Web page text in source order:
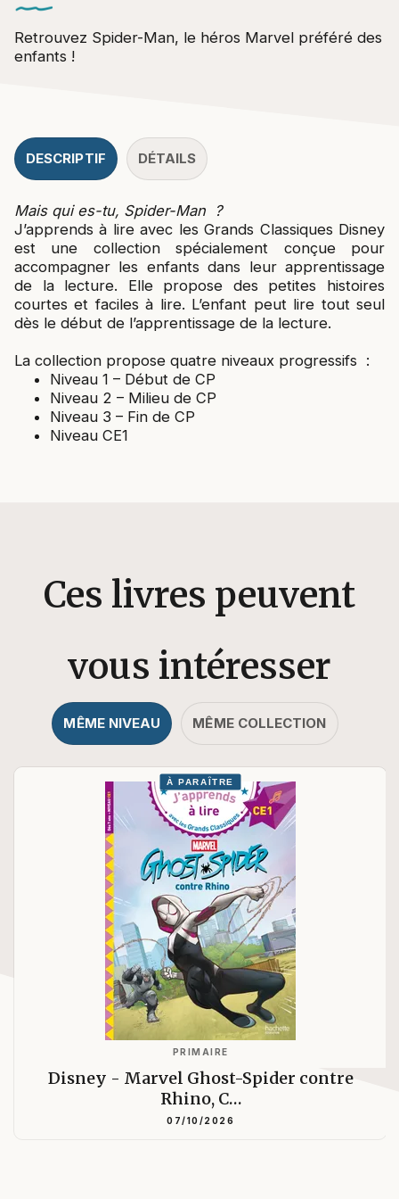
Retrouvez Spider-Man, le héros Marvel préféré des
enfants !
DESCRIPTIF DÉTAILS
Mais qui es-tu, Spider-Man ?
J’apprends à lire avec les Grands Classiques Disney
est une collection spécialement conçue pour
accompagner les enfants dans leur apprentissage
de la lecture. Elle propose des petites histoires
courtes et faciles à lire. L’enfant peut lire tout seul
dès le début de l’apprentissage de la lecture.
La collection propose quatre niveaux progressifs :
Niveau 1 – Début de CP
Niveau 2 – Milieu de CP
Niveau 3 – Fin de CP
Niveau CE1
Ces livres peuvent
vous intéresser
MÊME NIVEAU MÊME COLLECTION
À PARAÎTRE
PRIMAIRE
Disney - Marvel Ghost-Spider contre
Rhino, C…
07/10/2026